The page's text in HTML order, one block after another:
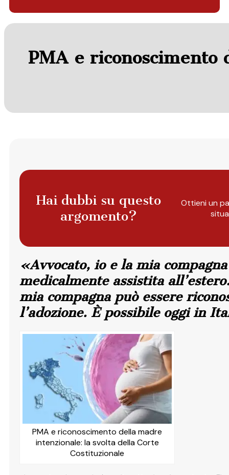
PMA e
Hai dubbi su questo
argomento?
Ottieni un
«Avvocato, io e la mia
medicalmente assistita
mia compagna può essere
l’adozione. È possibile oggi in
PMA e riconoscimento della madre
intenzionale: la svolta della Corte
Costituzionale